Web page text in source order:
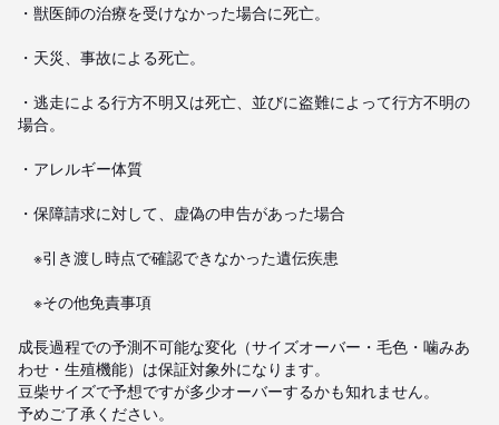
・獣医師の治療を受けなかった場合に死亡。
・天災、事故による死亡。
・逃走による行方不明又は死亡、並びに盗難によって行方不明の
場合。
・アレルギー体質
・保障請求に対して、虚偽の申告があった場合
※引き渡し時点で確認できなかった遺伝疾患
※その他免責事項
成長過程での予測不可能な変化（サイズオーバー・毛色・噛みあ
わせ・生殖機能）は保証対象外になります。
豆柴サイズで予想ですが多少オーバーするかも知れません。
予めご了承ください。